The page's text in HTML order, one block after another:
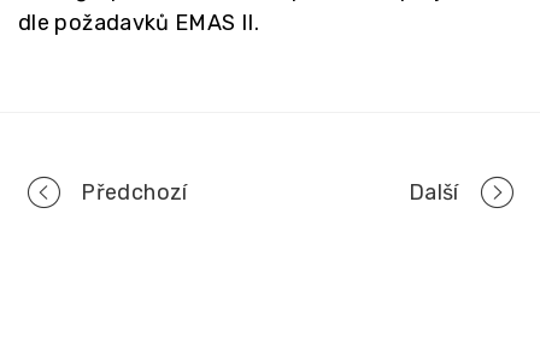
dle požadavků EMAS II.
Portfolio
Předchozí Další